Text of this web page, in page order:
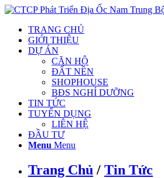
TRANG CHỦ
GIỚI THIỆU
DỰ ÁN
CĂN HỘ
ĐẤT NỀN
SHOPHOUSE
BĐS NGHỈ DƯỠNG
TIN TỨC
TUYỂN DỤNG
LIÊN HỆ
ĐẦU TƯ
Menu Menu
Trang Chủ / Tin Tức